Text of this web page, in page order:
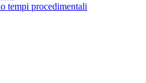
tempi procedimentali